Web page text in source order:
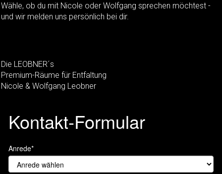
Wähle, ob du mit Nicole oder Wolfgang sprechen möchtest -
und wir melden uns persönlich bei dir.
Die LEOBNER´s
Premium-Räume für Entfaltung
Nicole & Wolfgang Leobner